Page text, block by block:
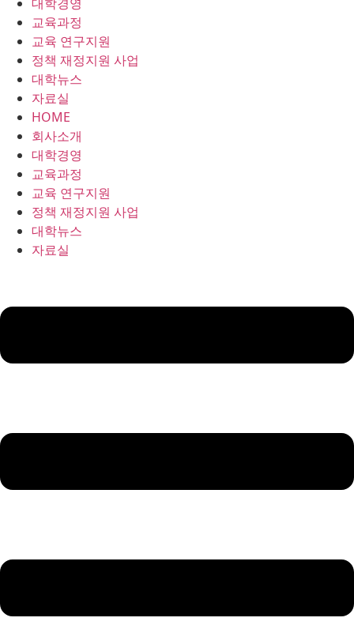
교육과정
교육 연구지원
정책 재정지원 사업
대학뉴스
자료실
HOME
회사소개
대학경영
교육과정
교육 연구지원
정책 재정지원 사업
대학뉴스
자료실